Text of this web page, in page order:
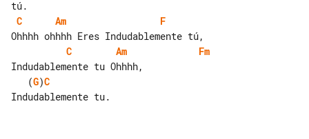
C
Am
F
C
Am
Fm
   (
G)C
Indudablemente tu.